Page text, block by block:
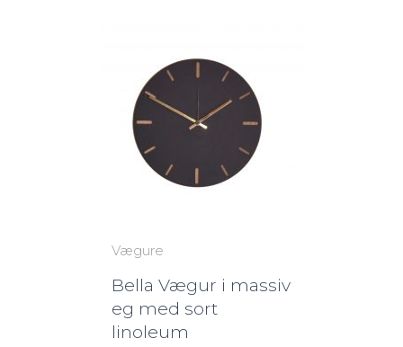
Vægure
Bella Vægur i massiv
eg med sort
linoleum